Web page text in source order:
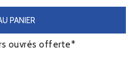
PANIER
ouvrés offerte*